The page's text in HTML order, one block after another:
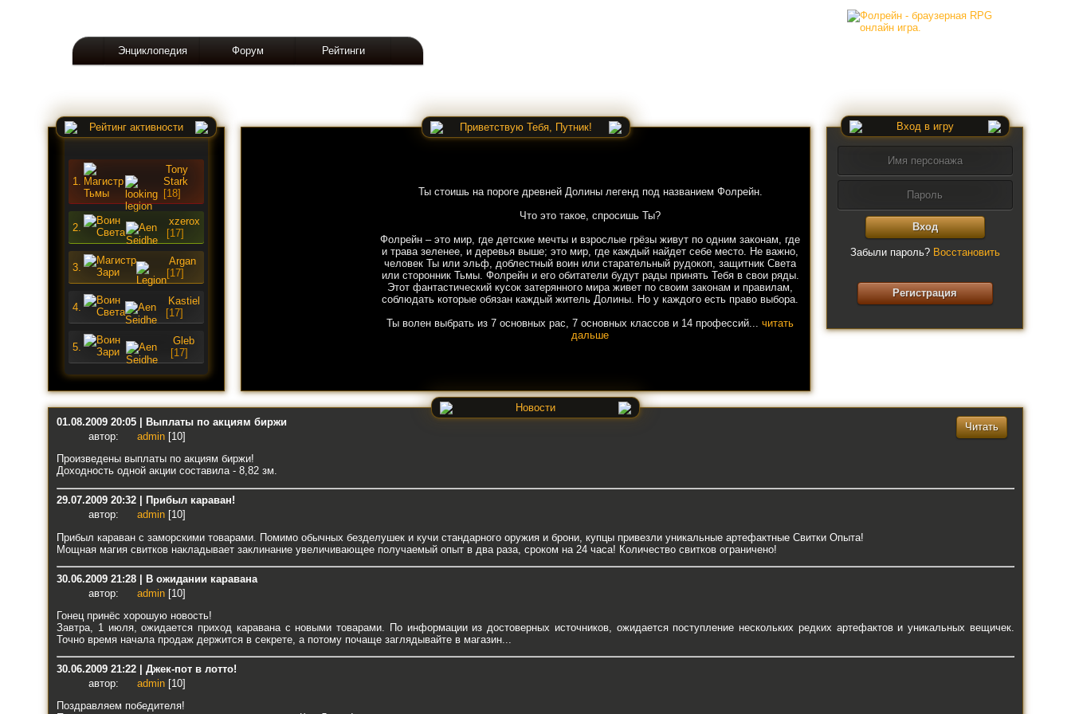
Энциклопедия Форум Рейтинги
Рейтинг активности
1.
Tony
Stark
[18]
2.
xzerox
[17]
3.
Argan
[17]
4.
Kastiel
[17]
5.
Gleb
[17]
Приветствую Тебя, Путник!
Ты стоишь на пороге древней Долины легенд под названием Фолрейн.
Что это такое, спросишь Ты?
Фолрейн – это мир, где детские мечты и взрослые грёзы живут по одним законам, где
и трава зеленее, и деревья выше; это мир, где каждый найдет себе место. Не важно,
человек Ты или эльф, доблестный воин или старательный рудокоп, защитник Света
или сторонник Тьмы. Фолрейн и его обитатели будут рады принять Тебя в свои ряды.
Этот фантастический кусок затерянного мира живет по своим законам и правилам,
соблюдать которые обязан каждый житель Долины. Но у каждого есть право выбора.
Ты волен выбрать из 7 основных рас, 7 основных классов и 14 профессий... читать
дальше
Вход в игру
Вход
Забыли пароль? Восстановить
Регистрация
Новости
01.08.2009 20:05 | Выплаты по акциям биржи
автор:
admin [10]
Произведены выплаты по акциям биржи!
Доходность одной акции составила - 8,82 зм.
29.07.2009 20:32 | Прибыл караван!
автор:
admin [10]
Прибыл караван с заморскими товарами. Помимо обычных безделушек и кучи стандарного оружия и брони, купцы привезли уникальные артефактные Свитки Опыта!
Мощная магия свитков накладывает заклинание увеличивающее получаемый опыт в два раза, сроком на 24 часа! Количество свитков ограничено!
30.06.2009 21:28 | В ожидании каравана
автор:
admin [10]
Гонец принёс хорошую новость!
Завтра, 1 июля, ожидается приход каравана с новыми товарами. По информации из достоверных источников, ожидается поступление нескольких редких артефактов и уникальных вещичек.
Точно время начала продаж держится в секрете, а потому почаще заглядывайте в магазин...
30.06.2009 21:22 | Джек-пот в лотто!
автор:
admin [10]
Поздравляем победителя!
Читать